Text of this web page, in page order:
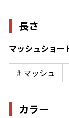
長さ
マッシュショー
# マッシュ
カラー